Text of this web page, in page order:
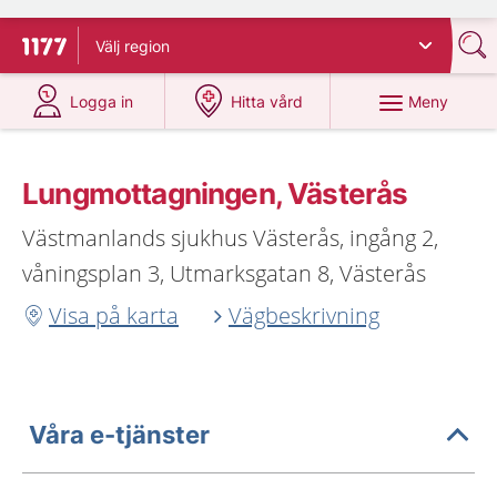
Till startsidan för 1177
Välj region
Logga in
på 1177.se
Hitta vård
på 1177.se
Meny
Lungmottagningen, Västerås
Västmanlands sjukhus Västerås, ingång 2,
våningsplan 3, Utmarksgatan 8, Västerås
Visa på karta
Vägbeskrivning
Våra e-tjänster